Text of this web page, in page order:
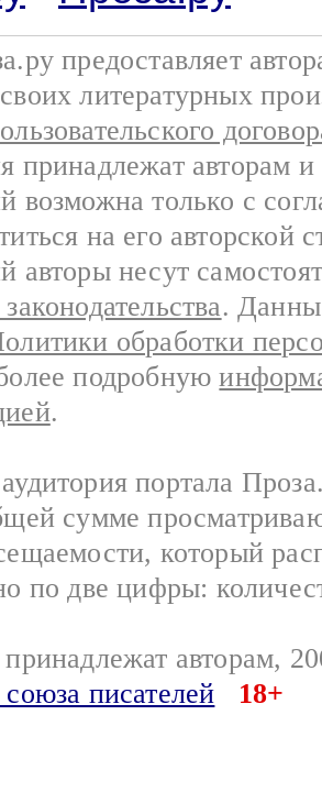
предоставляет
литературных
принадлежат авторам
возможна только с
на его авторской
авторы несут
.
обработки
подробную
.
портала
сумме
который
по две цифры:
авторам,
писателей
18+